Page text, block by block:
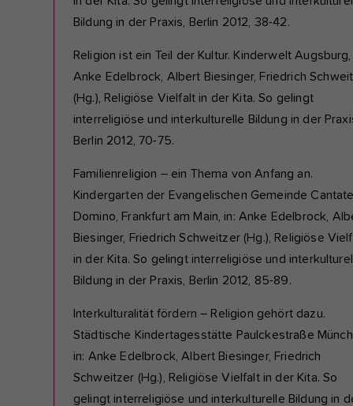
Bildung in der Praxis, Berlin 2012, 38-42.
Religion ist ein Teil der Kultur. Kinderwelt Augsburg,
Anke Edelbrock, Albert Biesinger, Friedrich
(Hg.), Religiöse Vielfalt in der Kita. So gelingt
interreligiöse und interkulturelle Bildung in der
Berlin 2012, 70-75.
Familienreligion – ein Thema von Anfang an.
Kindergarten der Evangelischen Gemeinde
Domino, Frankfurt am Main, in: Anke Edelbrock,
Biesinger, Friedrich Schweitzer (Hg.), Religiöse
in der Kita. So gelingt interreligiöse und
Bildung in der Praxis, Berlin 2012, 85-89.
Interkulturalität fördern – Religion gehört dazu.
Städtische Kindertagesstätte Paulckestraße
in: Anke Edelbrock, Albert Biesinger, Friedrich
Schweitzer (Hg.), Religiöse Vielfalt in der Kita. So
gelingt interreligiöse und interkulturelle Bildung in